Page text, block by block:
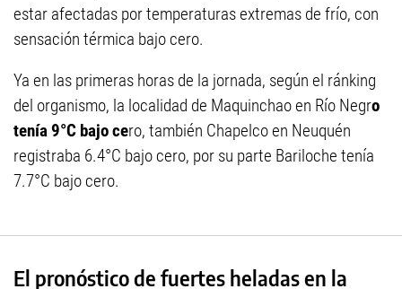
estar afectadas por temperaturas extremas de frío, con
sensación térmica bajo cero.
Ya en las primeras horas de la jornada, según el ránking
del organismo, la localidad de Maquinchao en Río Negro
tenía 9°C bajo cero, también Chapelco en Neuquén
registraba 6.4°C bajo cero, por su parte Bariloche tenía
7.7°C bajo cero.
El pronóstico de fuertes heladas en la